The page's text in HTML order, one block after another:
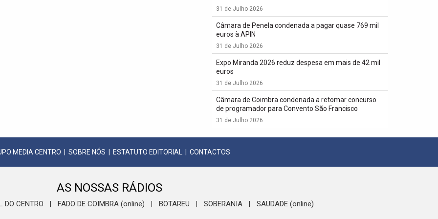
31 de Julho 2026
Câmara de Penela condenada a pagar quase 769 mil
euros à APIN
31 de Julho 2026
Expo Miranda 2026 reduz despesa em mais de 42 mil
euros
31 de Julho 2026
Câmara de Coimbra condenada a retomar concurso
de programador para Convento São Francisco
31 de Julho 2026
MEDIA CENTRO SOBRE NÓS ESTATUTO EDITORIAL CONTACTOS
AS NOSSAS RÁDIOS
DO CENTRO FADO DE COIMBRA (online) BOTAREU SOBERANIA SAUDADE (online)